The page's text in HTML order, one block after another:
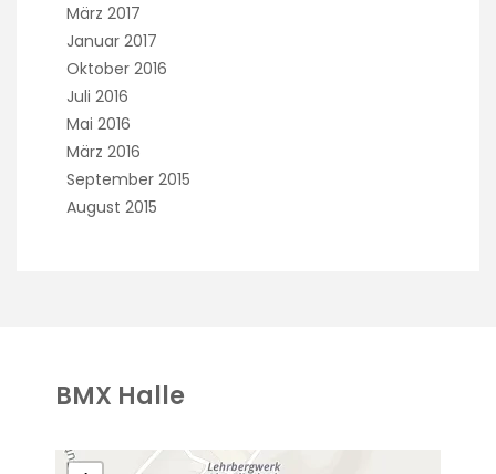
März 2017
Januar 2017
Oktober 2016
Juli 2016
Mai 2016
März 2016
September 2015
August 2015
BMX Halle